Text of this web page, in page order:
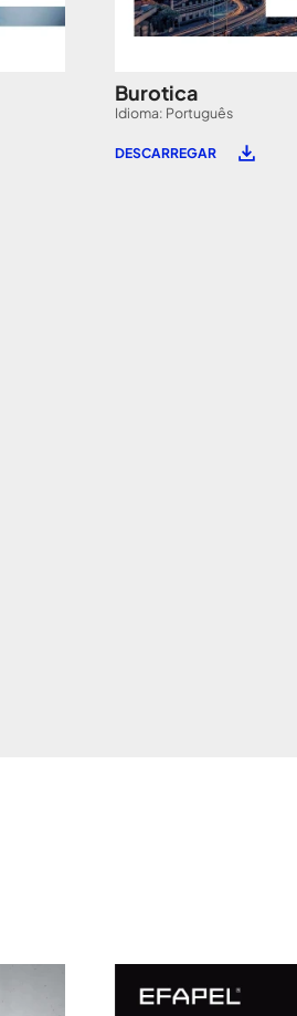
Burotica
Idioma: Português
DESCARREGAR